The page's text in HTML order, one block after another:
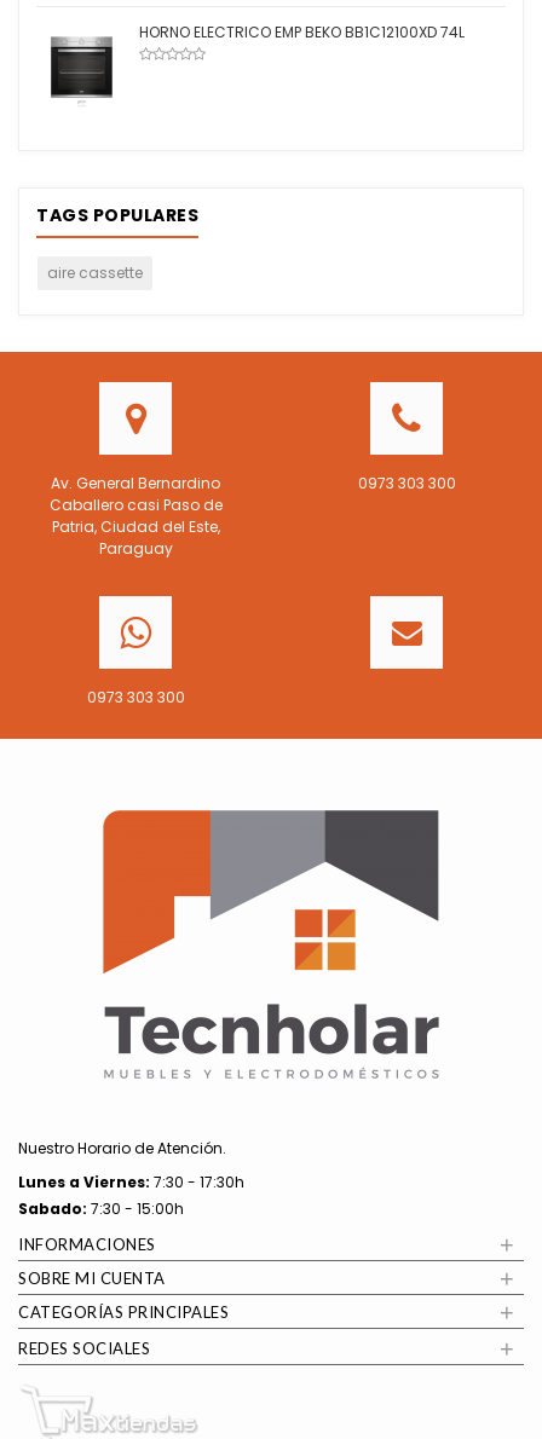
HORNO ELECTRICO EMP BEKO BB1C12100XD 74L
TAGS POPULARES
aire cassette
Av. General Bernardino
Caballero casi Paso de
Patria, Ciudad del Este,
Paraguay
0973 303 300
0973 303 300
Nuestro Horario de Atención.
Lunes aViernes: 7:30 - 17:30h
Sabado: 7:30 - 15:00h
INFORMACIONES +
SOBRE MI CUENTA +
CATEGORÍAS PRINCIPALES +
REDES SOCIALES +